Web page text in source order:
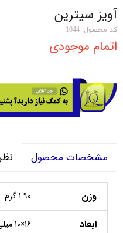
آویز سیترین
کد محصول: 1044
اتمام موجودی
مشخصات محصول
وزن 1.90 گرم
ابعاد 16×10 میلی متر